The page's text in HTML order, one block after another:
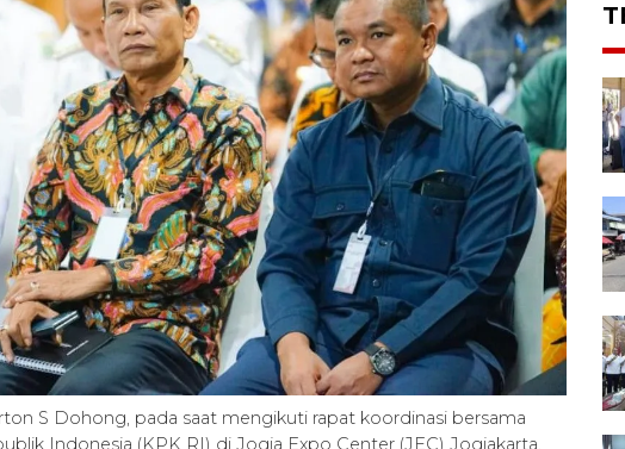
S Dohong, pada saat mengikuti rapat koordinasi bersama
Indonesia (KPK RI) di Jogja Expo Center (JEC) Jogjakarta,